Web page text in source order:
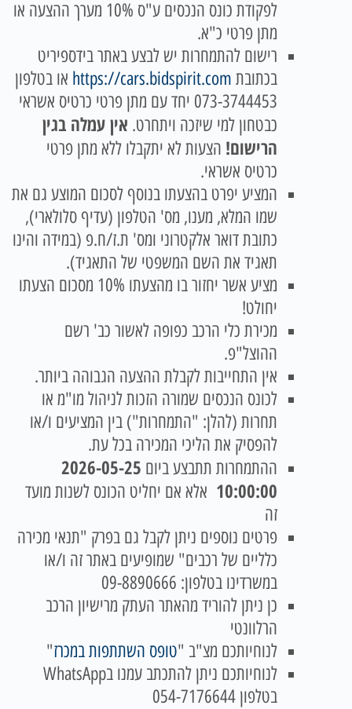
לפקודת כונס הנכסים ע"ס 10% מערך ההצעה או
מתן פרטי כ"א.
רישום להתמחרות יש לבצע באתר בידספיריט
בכתובת https://cars.bidspirit.com או בטלפון
073-3744453 יחד עם מתן פרטי כרטיס אשראי
כבטחון למי שיזכה ויתחרט. אין עמלה בגין
הרישום! הצעות לא יתקבלו ללא מתן פרטי
כרטיס אשראי.
המציע יפרט בהצעתו בנוסף לסכום המוצע גם את
שמו המלא, מענו, מס' הטלפון (עדיף סלולארי),
כתובת דואר אלקטרוני ומס' ת.ז/ח.פ (במידה והינו
תאגיד את השם המשפטי של התאגיד).
מציע אשר יחזור בו מהצעתו 10% מסכום הצעתו
יחולט!
מכירת כלי הרכב כפופה לאשור כב' רשם
ההוצל"פ.
אין התחייבות לקבלת ההצעה הגבוהה ביותר.
לכונס הנכסים שמורה הזכות לניהול מו"מ או
תחרות (להלן: "התמחרות") בין המציעים ו/או
להפסיק את הליכי המכירה בכל עת.
ההתמחרות תתבצע ביום 2026-05-25
10:00:00 אלא אם יחליט הכונס לשנות מועד
זה
פרטים נוספים ניתן לקבל גם בפרק "תנאי מכירה
כלליים של רכבים" שמופיעים באתר זה ו/או
במשרדינו בטלפון: 09-8890666
כן ניתן להוריד מהאתר העתק מרישיון הרכב
הרלוונטי
לנוחיותכם מצ"ב "טופס השתתפות במכרז"
לנוחיותכם ניתן להתכתב עמנו בWhatsApp
בטלפון 054-7176644